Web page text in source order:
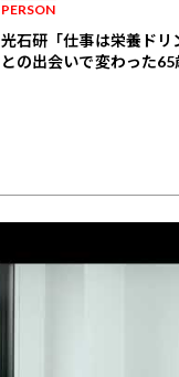
PERSON
光石研「仕事は栄養ドリ
との出会いで変わった65